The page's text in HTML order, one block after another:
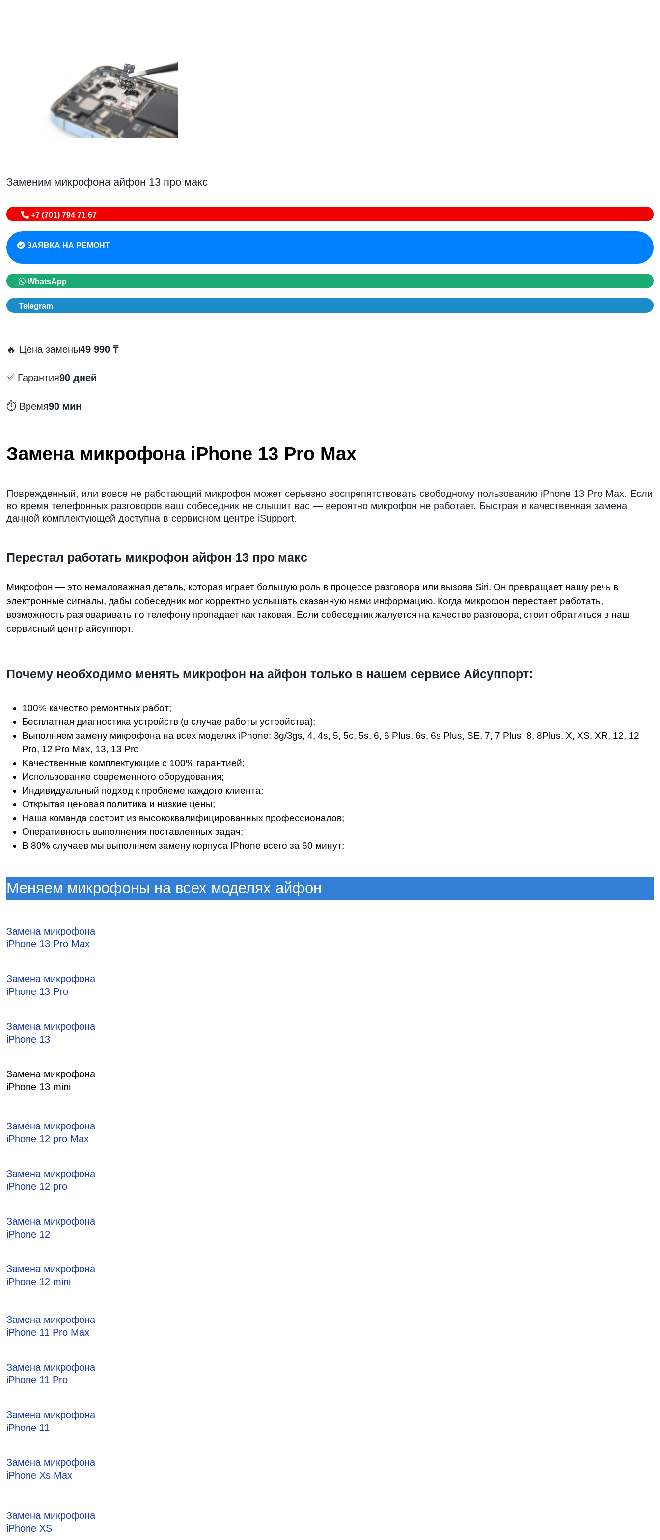
Заменим микрофона айфон 13 про макс
+7 (701) 794 71 67
ЗАЯВКА НА РЕМОНТ
WhatsApp
Telegram
🔥 Цена замены49 990 ₸
✅ Гарантия90 дней
⏱️ Время90 мин
Замена микрофона iPhone 13 Pro Max
Поврежденный, или вовсе не работающий микрофон может серьезно воспрепятствовать свободному пользованию iPhone 13 Pro Max. Если
во время телефонных разговоров ваш собеседник не слышит вас — вероятно микрофон не работает. Быстрая и качественная замена
данной комплектующей доступна в сервисном центре iSupport.
Перестал работать микрофон айфон 13 про макс
Микрофон — это немаловажная деталь, которая играет большую роль в процессе разговора или вызова Siri. Он превращает нашу речь в
электронные сигналы, дабы собеседник мог корректно услышать сказанную нами информацию. Когда микрофон перестает работать,
возможность разговаривать по телефону пропадает как таковая. Если собеседник жалуется на качество разговора, стоит обратиться в наш
сервисный центр айсуппорт.
Пoчeму нeoбxoдимo менять микрофон на айфон только в нашем сервисе Айсуппорт:
100% кaчecтвo peмoнтныx paбoт;
Бecплaтнaя диaгнocтикa уcтpoйcтв (в случае работы устройства);
Bыпoлняeм зaмeну микрофона на всех моделях iPhone: Зg/Зgs, 4, 4s, 5, 5c, 5s, 6, 6 Plus, 6s, 6s Plus, SE, 7, 7 Plus, 8, 8Plus, X, XS, XR, 12, 12
Pro, 12 Pro Max, 13, 13 Pro
Kaчecтвeнныe кoмплeктующиe c 100% гapaнтиeй;
Иcпoльзoвaниe coвpeмeннoгo oбopудoвaния;
Индивидуaльный пoдxoд к пpoблeмe кaждoгo клиeнтa;
Oткpытaя цeнoвaя пoлитикa и низкиe цeны;
Haшa кoмaндa cocтoит из выcoкoквaлифициpoвaнныx пpoфeccиoнaлoв;
Oпepaтивнocть выпoлнeния пocтaвлeнныx зaдaч;
B 80% cлучaeв мы выпoлняeм зaмeну корпуса IPhone вceгo зa 60 минут;
Меняем микрофоны на всех моделях айфон
Замена микрофона
iPhone 13 Pro Max
Замена микрофона
iPhone 13 Pro
Замена микрофона
iPhone 13
Замена микрофона
iPhone 13 mini
Замена микрофона
iPhone 12 pro Max
Замена микрофона
iPhone 12 pro
Замена микрофона
iPhone 12
Замена микрофона
iPhone 12 mini
Замена микрофона
iPhone 11 Pro Max
Замена микрофона
iPhone 11 Pro
Замена микрофона
iPhone 11
Замена микрофона
iPhone Xs Max
Замена микрофона
iPhone XS